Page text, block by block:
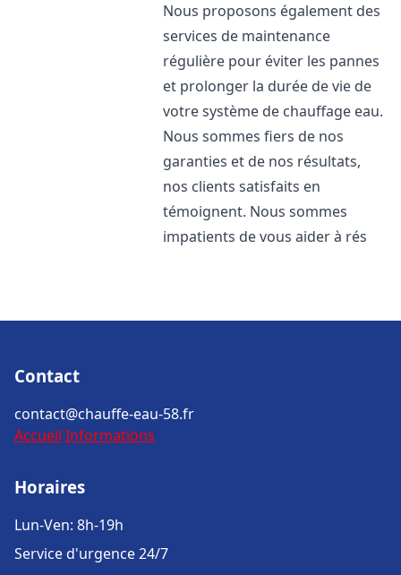
Nous proposons également des
services de maintenance
régulière pour éviter les pannes
et prolonger la durée de vie de
votre système de chauffage eau.
Nous sommes fiers de nos
garanties et de nos résultats,
nos clients satisfaits en
témoignent. Nous sommes
impatients de vous aider à rés
Contact
contact@chauffe-eau-58.fr
Accueil Informations
Horaires
Lun-Ven: 8h-19h
Service d'urgence 24/7